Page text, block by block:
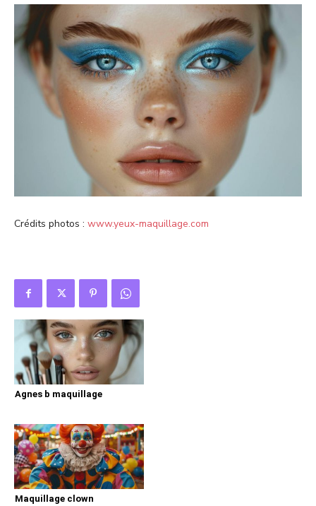
Crédits photos : www.yeux-maquillage.com
Agnes b maquillage
Maquillage clown